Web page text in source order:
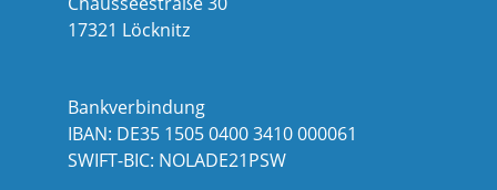
17321 Löcknitz
Bankverbindung
IBAN: DE35 1505 0400 3410 000061
SWIFT-BIC: NOLADE21PSW